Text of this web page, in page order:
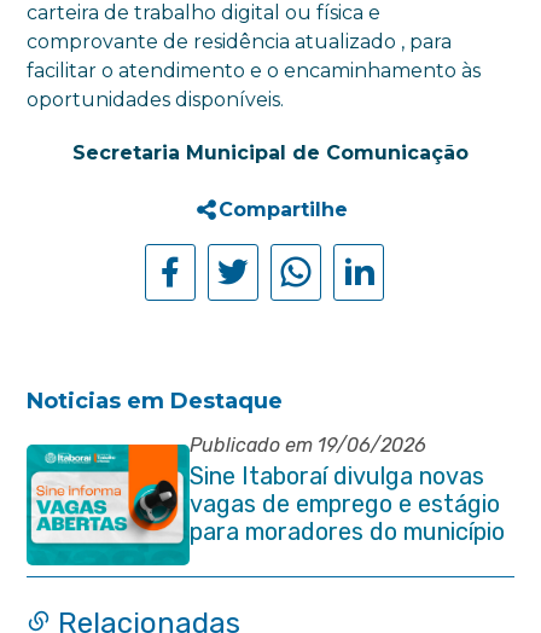
carteira de trabalho digital ou física e
comprovante de residência atualizado , para
facilitar o atendimento e o encaminhamento às
oportunidades disponíveis.
Secretaria Municipal de Comunicação
Compartilhe
Noticias em Destaque
Publicado em 19/06/2026
Sine Itaboraí divulga novas
vagas de emprego e estágio
para moradores do município
Relacionadas